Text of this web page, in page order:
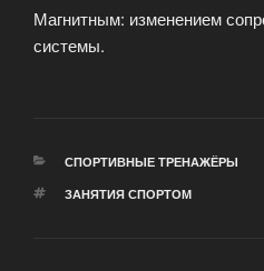
Магнитным: изменением
системы.
РУБРИКИ
СПОРТИВНЫЕ ТРЕНАЖЁРЫ
МЕТКИ
ЗАНЯТИЯ СПОРТОМ